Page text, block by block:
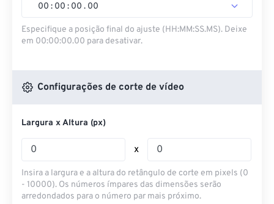
00 : 00 : 00 . 00
Especifique a posição final do ajuste (HH:MM:SS.MS). Deixe
em 00:00:00.00 para desativar.
Configurações de corte de vídeo
Largura x Altura (px)
x
Insira a largura e a altura do retângulo de corte em pixels (0
- 10000). Os números ímpares das dimensões serão
arredondados para o número par mais próximo.